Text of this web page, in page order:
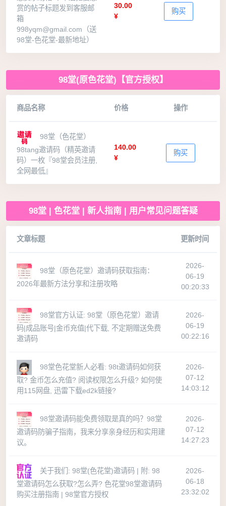
赏的帖子标题发到客服邮
箱
998yqm@gmail.com （送
98堂-色花堂-最新地址）
30.00
¥
购买
98堂(原色花堂)【官方授权】
商品名称 价格 操作
98堂（色花堂）
98tang邀请码（精英邀请
码）一枚『98堂会员注册,
全网最低』
140.00
¥
购买
98堂 | 色花堂 | 新人指南 | 用户常见问题答疑
文章标题 更新时间
98堂（原色花堂）邀请码获取指南：
2026年最新方法分享和注册攻略
2026-
06-19
00:20:33
98堂官方认证: 98堂（原色花堂）邀请
码|成品账号|金币充值|代下载, 不定期赠送免费
邀请码
2026-
06-19
00:22:16
98堂色花堂新人必看: 98t邀请码如何获
取? 金币怎么充值? 阅读权限怎么升级? 如何使
用115网盘, 迅雷下载ed2k链接?
2026-
07-12
14:03:12
98堂邀请码能免费领取是真的吗？98堂
邀请码防骗子指南，我来分享亲身经历和实用建
议。
2026-
07-12
14:27:23
关于我们: 98堂(色花堂)邀请码 | 附: 98
堂邀请码怎么获取?怎么弄? 色花堂98堂邀请码
购买注册指南 | 98堂官方授权
2026-
06-18
23:32:02